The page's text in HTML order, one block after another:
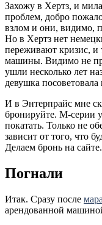
Захожу в Хертз, и
проблем, добро
взлом и они, видимо,
Но в Хертз нет
переживают кризис, и
машины. Видимо не
ушли несколько лет
девушка
И в Энтерпрайс мне
бронируйте. М-серии
покатать. Только не
зависит от того, что
Делаем бронь на сайте.
Погнали
Итак. Сразу после
арендованной